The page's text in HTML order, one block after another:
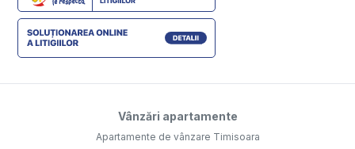
Vânzări apartamente
Apartamente de vânzare Timisoara